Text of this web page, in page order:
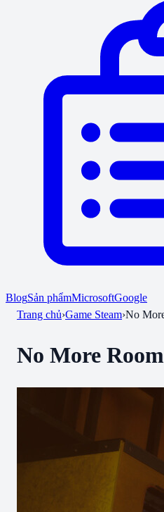
BlogSản phẩmMicrosoftGoogle
Trang chủ›Game Steam›No
No More